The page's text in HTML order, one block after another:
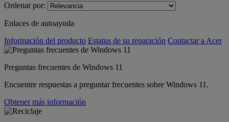
Ordenar por:
Enlaces de autoayuda
Información del producto Estatus de su reparación Contactar a Acer
Preguntas frecuentes de Windows 11
Encuentre respuestas a preguntar frecuentes sobre Windows 11.
Obtener más información